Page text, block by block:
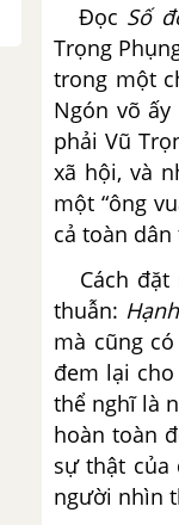
Đọc Số
Trọng
trong một
Ngón võ
phải Vũ
xã hội, và
một “ông
cả toàn
Cách đặt
thuẫn:
mà cũng
đem lại
thể nghĩ là
hoàn toàn
sự thật của
người nhìn